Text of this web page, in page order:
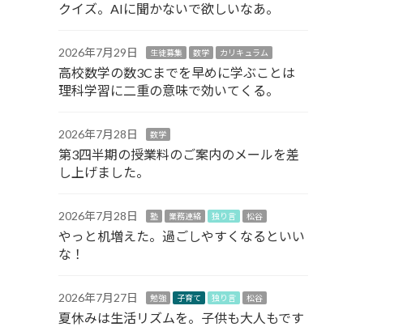
クイズ。AIに聞かないで欲しいなあ。
2026年7月29日 生徒募集 数学 カリキュラム
高校数学の数3Cまでを早めに学ぶことは
理科学習に二重の意味で効いてくる。
2026年7月28日 数学
第3四半期の授業料のご案内のメールを差
し上げました。
2026年7月28日 塾 業務連絡 独り言 松谷
やっと机増えた。過ごしやすくなるといい
な！
2026年7月27日 勉強 子育て 独り言 松谷
夏休みは生活リズムを。子供も大人もです